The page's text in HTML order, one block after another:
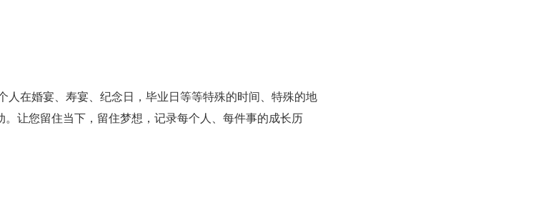
人在婚宴、寿宴、纪念日，毕业日等等特殊的时间、特殊的地
让您留住当下，留住梦想，记录每个人、每件事的成长历